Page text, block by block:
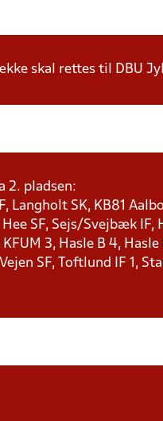
skal rettes til DBU
2. pladsen:
Langholt SK, KB81
SF, Sejs/Svejbæk IF,
3, Hasle B 4,
SF, Toftlund IF 1,